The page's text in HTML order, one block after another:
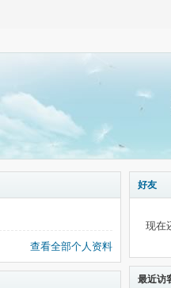
查看全部个人资料
好友
现在
最近访